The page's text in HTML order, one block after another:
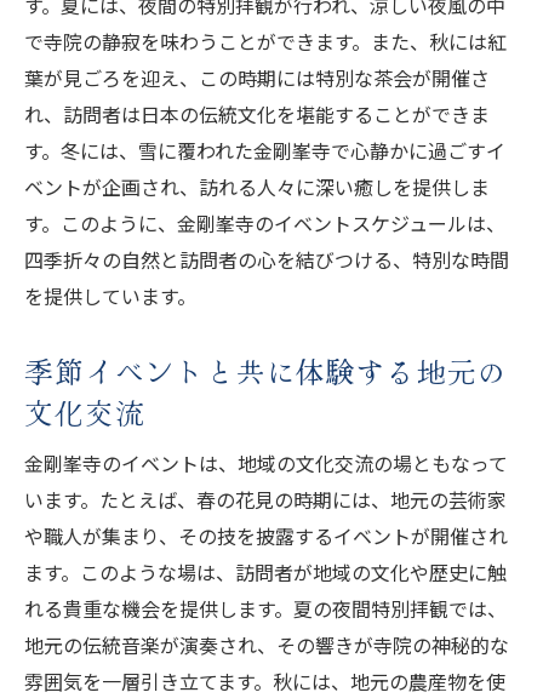
で寺院の静寂を味わうことができます。また、秋には紅
葉が見ごろを迎え、この時期には特別な茶会が開催さ
れ、訪問者は日本の伝統文化を堪能することができま
す。冬には、雪に覆われた金剛峯寺で心静かに過ごすイ
ベントが企画され、訪れる人々に深い癒しを提供しま
す。このように、金剛峯寺のイベントスケジュールは、
四季折々の自然と訪問者の心を結びつける、特別な時間
を提供しています。
季節イベントと共に体験する地元の
文化交流
金剛峯寺のイベントは、地域の文化交流の場ともなって
います。たとえば、春の花見の時期には、地元の芸術家
や職人が集まり、その技を披露するイベントが開催され
ます。このような場は、訪問者が地域の文化や歴史に触
れる貴重な機会を提供します。夏の夜間特別拝観では、
地元の伝統音楽が演奏され、その響きが寺院の神秘的な
雰囲気を一層引き立てます。秋には、地元の農産物を使